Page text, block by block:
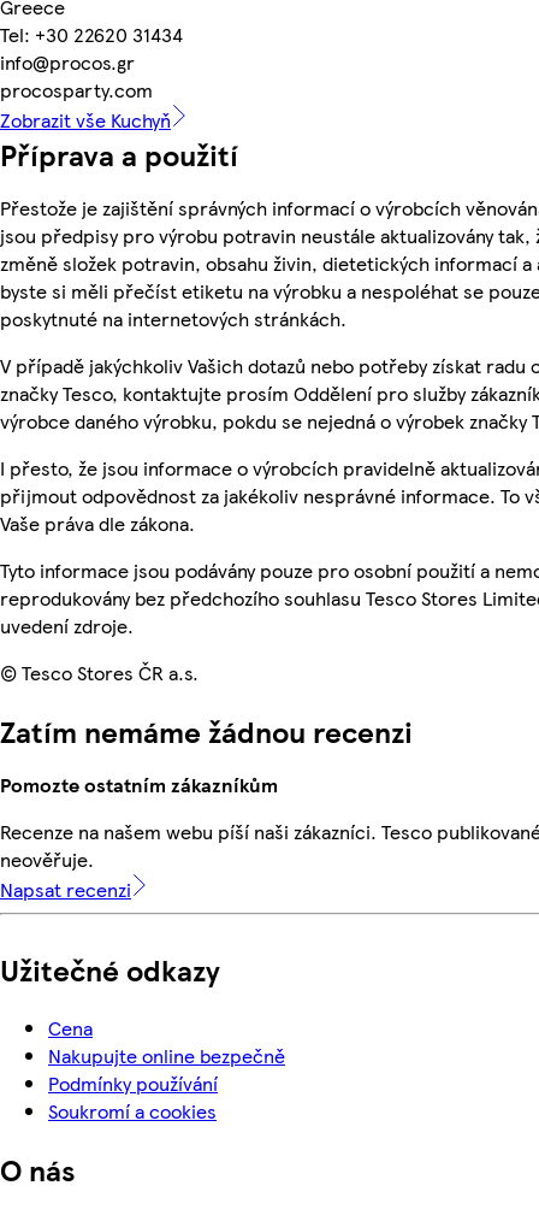
Greece
Tel: +30 22620 31434
info@procos.gr
procosparty.com
Zobrazit vše Kuchyň
Příprava a použití
Přestože je zajištění správných informací o výrobcích
jsou předpisy pro výrobu potravin neustále aktualizovány tak,
změně složek potravin, obsahu živin, dietetických informací a
byste si měli přečíst etiketu na výrobku a nespoléhat se
poskytnuté na internetových stránkách.
V případě jakýchkoliv Vašich dotazů nebo potřeby získat radu
značky Tesco, kontaktujte prosím Oddělení pro služby
výrobce daného výrobku, pokdu se nejedná o výrobek značky
I přesto, že jsou informace o výrobcích pravidelně
přijmout odpovědnost za jakékoliv nesprávné informace. To
Vaše práva dle zákona.
Tyto informace jsou podávány pouze pro osobní použití a
reprodukovány bez předchozího souhlasu Tesco Stores
uvedení zdroje.
© Tesco Stores ČR a.s.
Zatím nemáme žádnou recenzi
Pomozte ostatním zákazníkům
Recenze na našem webu píší naši zákazníci. Tesco
neověřuje.
Napsat recenzi
Užitečné odkazy
Cena
Nakupujte online bezpečně
Podmínky používání
Soukromí a cookies
O nás